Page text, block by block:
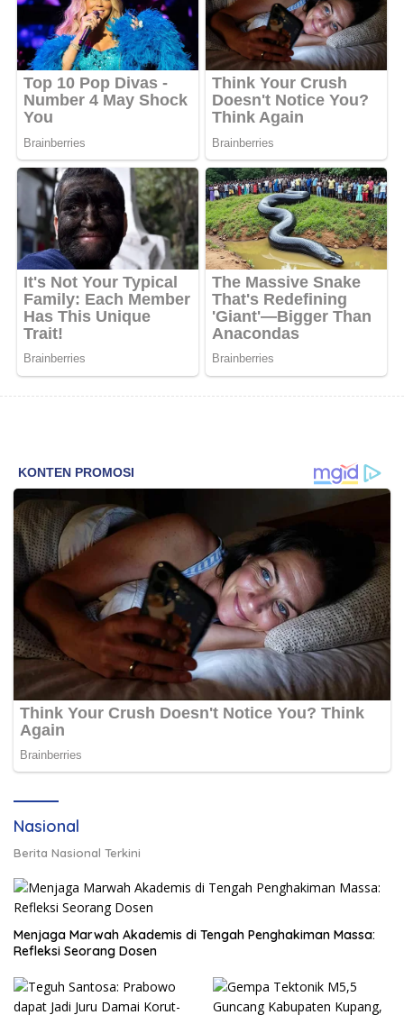
Nasional
Berita Nasional Terkini
Menjaga Marwah Akademis di Tengah Penghakiman Massa:
Refleksi Seorang Dosen